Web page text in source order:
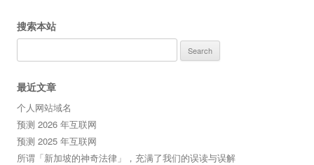
搜索本站
for:
最近文章
个人网站域名
预测 2026 年互联网
预测 2025 年互联网
所谓「新加坡的神奇法律」，充满了我们的误读与误解